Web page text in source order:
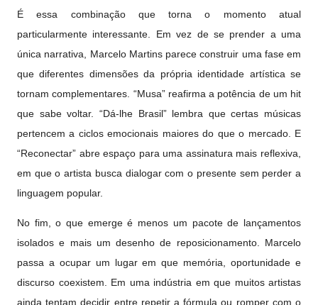
É essa combinação que torna o momento atual
particularmente interessante. Em vez de se prender a uma
única narrativa, Marcelo Martins parece construir uma fase em
que diferentes dimensões da própria identidade artística se
tornam complementares. “Musa” reafirma a potência de um hit
que sabe voltar. “Dá-lhe Brasil” lembra que certas músicas
pertencem a ciclos emocionais maiores do que o mercado. E
“Reconectar” abre espaço para uma assinatura mais reflexiva,
em que o artista busca dialogar com o presente sem perder a
linguagem popular.
No fim, o que emerge é menos um pacote de lançamentos
isolados e mais um desenho de reposicionamento. Marcelo
passa a ocupar um lugar em que memória, oportunidade e
discurso coexistem. Em uma indústria em que muitos artistas
ainda tentam decidir entre repetir a fórmula ou romper com o